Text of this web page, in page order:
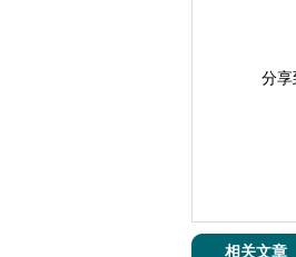
分享
相关文章